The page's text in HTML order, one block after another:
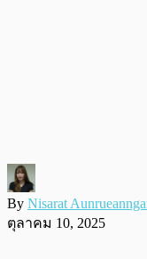
By Nisarat
ตุลาคม 10, 2025